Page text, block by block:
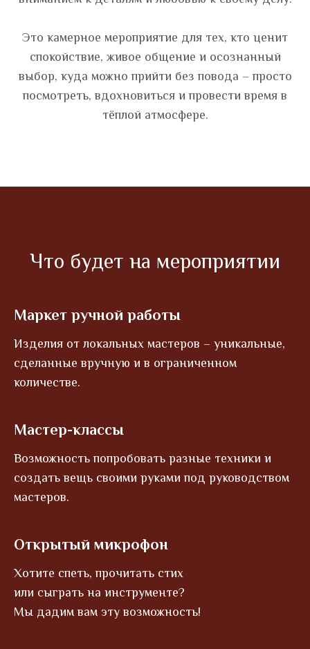
Это камерное мероприятие для тех, кто ценит
спокойствие, живое общение и осознанный
выбор, куда можно прийти без повода – просто
посмотреть, вдохновиться и провести время в
тёплой атмосфере.
Что будет на мероприятии
Маркет ручной работы
Изделия от локальных мастеров – уникальные,
сделанные вручную и в ограниченном
количестве.
Мастер-классы
Возможность попробовать разные техники и
создать вещь своими руками под руководством
мастеров.
Открытый микрофон
Хотите спеть, прочитать стих
или сыграть на инструменте?
Мы дадим вам эту возможность!